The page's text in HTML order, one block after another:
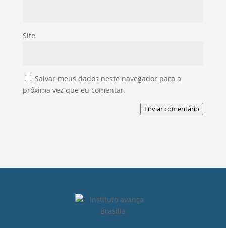
Site
Salvar meus dados neste navegador para a
próxima vez que eu comentar.
Enviar comentário